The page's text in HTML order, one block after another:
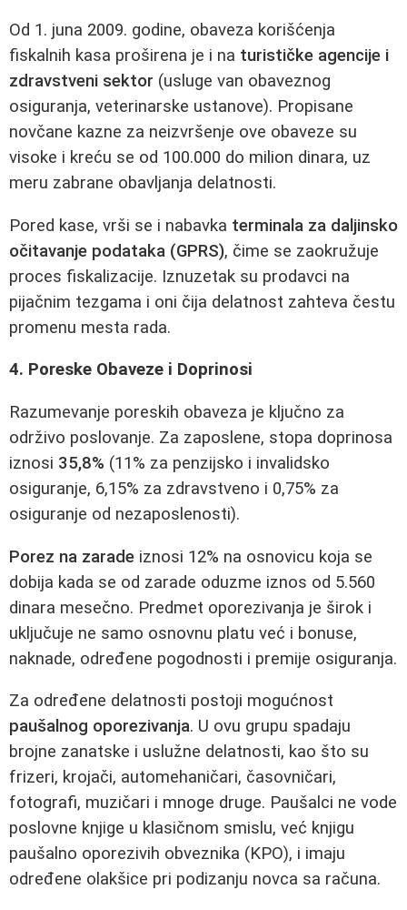
Od 1. juna 2009. godine, obaveza korišćenja
fiskalnih kasa proširena je i na turističke agencije i
zdravstveni sektor (usluge van obaveznog
osiguranja, veterinarske ustanove). Propisane
novčane kazne za neizvršenje ove obaveze su
visoke i kreću se od 100.000 do milion dinara, uz
meru zabrane obavljanja delatnosti.
Pored kase, vrši se i nabavka terminala za daljinsko
očitavanje podataka (GPRS), čime se zaokružuje
proces fiskalizacije. Iznuzetak su prodavci na
pijačnim tezgama i oni čija delatnost zahteva čestu
promenu mesta rada.
4. Poreske Obaveze i Doprinosi
Razumevanje poreskih obaveza je ključno za
održivo poslovanje. Za zaposlene, stopa doprinosa
iznosi 35,8% (11% za penzijsko i invalidsko
osiguranje, 6,15% za zdravstveno i 0,75% za
osiguranje od nezaposlenosti).
Porez na zarade iznosi 12% na osnovicu koja se
dobija kada se od zarade oduzme iznos od 5.560
dinara mesečno. Predmet oporezivanja je širok i
uključuje ne samo osnovnu platu već i bonuse,
naknade, određene pogodnosti i premije osiguranja.
Za određene delatnosti postoji mogućnost
paušalnog oporezivanja. U ovu grupu spadaju
brojne zanatske i uslužne delatnosti, kao što su
frizeri, krojači, automehaničari, časovničari,
fotografi, muzičari i mnoge druge. Paušalci ne vode
poslovne knjige u klasičnom smislu, već knjigu
paušalno oporezivih obveznika (KPO), i imaju
određene olakšice pri podizanju novca sa računa.